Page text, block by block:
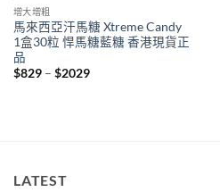
增大增粗
馬來西亞汗馬糖 Xtreme Candy
1盒30粒 悍馬糖藍糖 香港現貨正
品
$829 – $2029Price
LATEST